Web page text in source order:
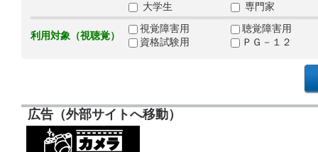
大学生
専門家
利用対象（視聴覚）
視覚障害用
聴覚障害用
資格試験用
ＰＧ－１２
広告（外部サイトへ移動）